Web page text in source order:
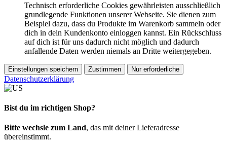
Technisch erforderliche Cookies gewährleisten ausschließlich
grundlegende Funktionen unserer Webseite. Sie dienen zum
Beispiel dazu, dass du Produkte im Warenkorb sammeln oder
dich in dein Kundenkonto einloggen kannst. Ein Rückschluss
auf dich ist für uns dadurch nicht möglich und dadurch
anfallende Daten werden niemals an Dritte weitergegeben.
Einstellungen speichern Zustimmen Nur erforderliche
Datenschutzerklärung
Bist du im richtigen Shop?
Bitte wechsle zum Land, das mit deiner Lieferadresse
übereinstimmt.